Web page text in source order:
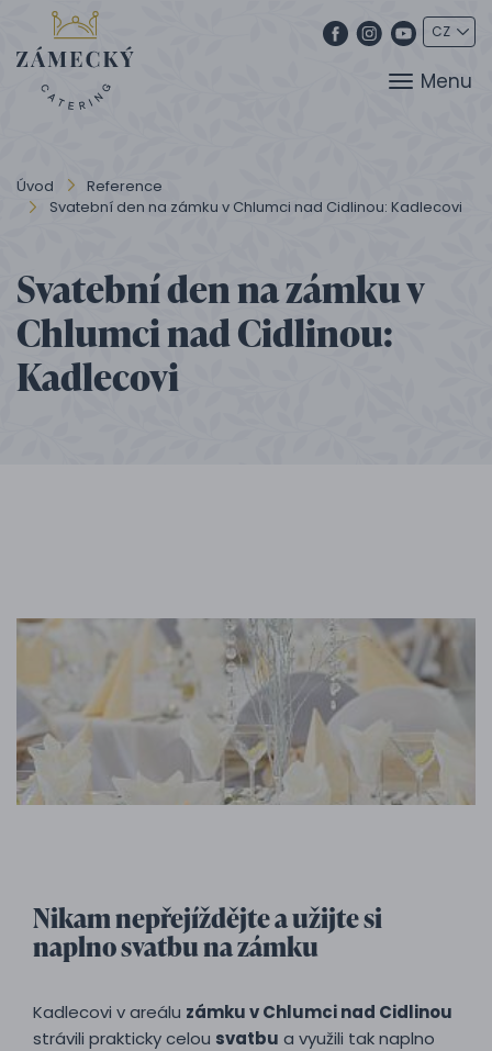
Menu
Úvod
Reference
Svatební den na zámku v Chlumci nad Cidlinou: Kadlecovi
Svatební den na zámku v
Chlumci nad Cidlinou:
Kadlecovi
Nikam nepřejíždějte a užijte si
naplno svatbu na zámku
Kadlecovi v areálu zámku v Chlumci nad Cidlinou
strávili prakticky celou svatbu a využili tak naplno